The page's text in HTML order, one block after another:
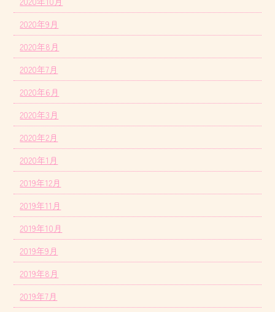
2020年9月
2020年8月
2020年7月
2020年6月
2020年3月
2020年2月
2020年1月
2019年12月
2019年11月
2019年10月
2019年9月
2019年8月
2019年7月